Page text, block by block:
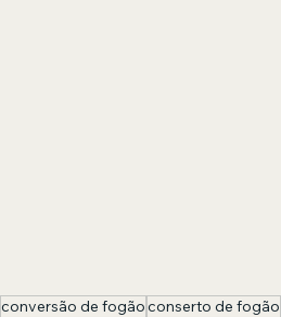
conversão de fogãoconserto de fogão